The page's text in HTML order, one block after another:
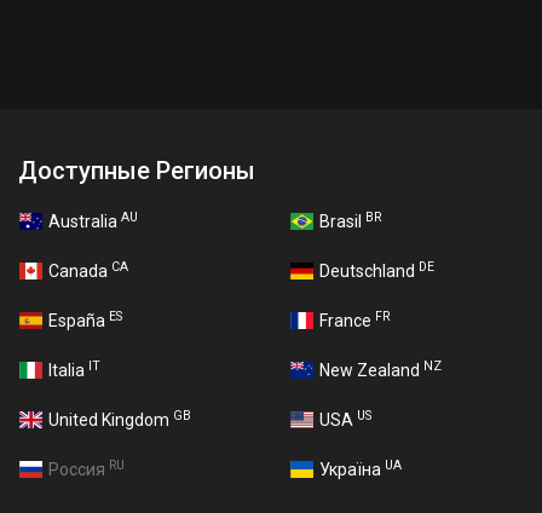
Доступные Регионы
Australia AU Brasil BR
Canada CA Deutschland DE
España ES France FR
Italia IT New Zealand NZ
United Kingdom GB USA US
Россия RU Україна UA